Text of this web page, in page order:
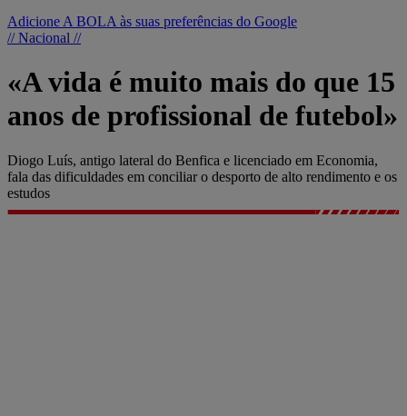
Adicione A BOLA às suas preferências do Google
// Nacional //
«A vida é muito mais do que 15
anos de profissional de futebol»
Diogo Luís, antigo lateral do Benfica e licenciado em Economia,
fala das dificuldades em conciliar o desporto de alto rendimento e os
estudos